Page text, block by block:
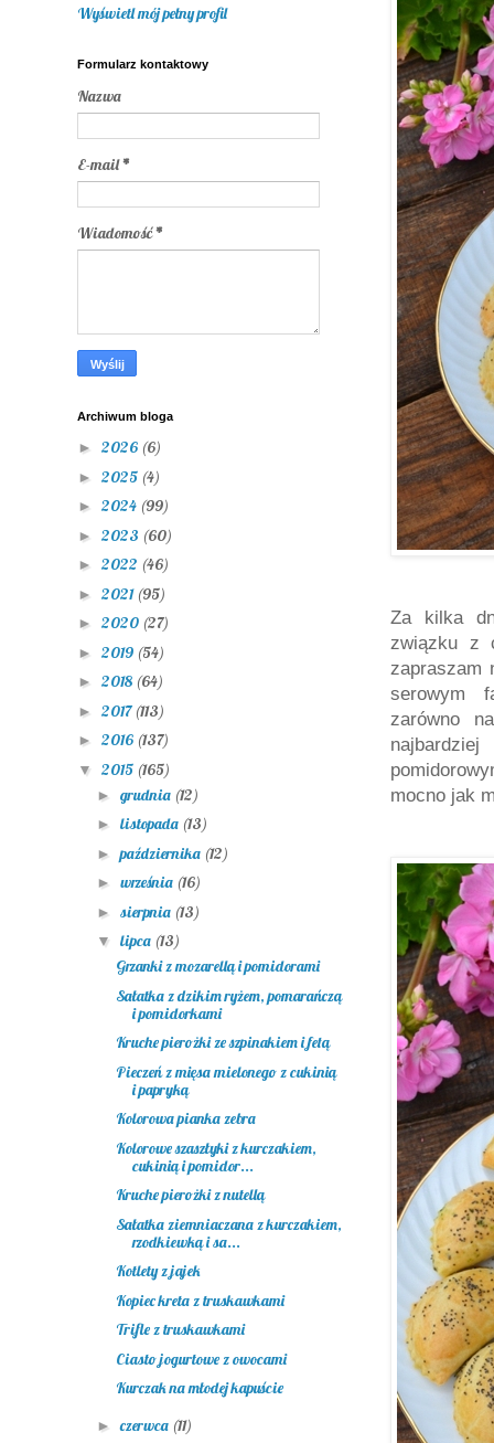
Za kilka
związku z
zapraszam
serowym
zarówno
mocno jak
Wyświetl mój pełny profil
Formularz kontaktowy
Nazwa
E-mail*
Wiadomość*
Archiwum bloga
► 2026 (6)
► 2025 (4)
► 2024 (99)
► 2023 (60)
► 2022 (46)
► 2021 (95)
► 2020 (27)
► 2019 (54)
► 2018 (64)
► 2017(113)
► 2016 (137)
▼ 2015 (165)
► grudnia (12)
► listopada (13)
►października (12)
► września (16)
► sierpnia (13)
▼ lipca (13)
Grzanki z mozarellą i pomidorami
Sałatka z dzikim ryżem, pomarańczą
i pomidorkami
Kruche pierożki ze szpinakiem i fetą
Pieczeń z mięsa mielonego z cukinią
i papryką
Kolorowa pianka zebra
Kolorowe szaszłyki z kurczakiem,
cukinią i pomidor...
Kruche pierożki z nutellą
Sałatka ziemniaczana z kurczakiem,
rzodkiewką i sa...
Kotlety z jajek
Kopiec kreta z truskawkami
Trifle z truskawkami
Ciasto jogurtowe z owocami
Kurczak na młodej kapuście
►czerwca (11)